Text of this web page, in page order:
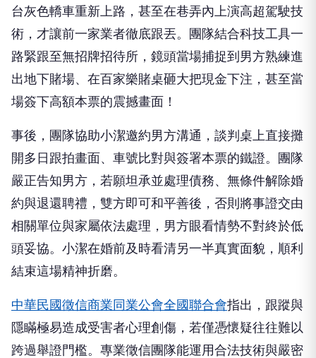
術，才讓前一家業者徹底跟丟。團隊結合科技工具一
路緊跟至無招牌招待所，鏡頭當場捕捉到男方熟練進
出地下賭場、在百家樂賭桌砸大把現金下注，甚至當
場簽下高額本票的震撼畫面！
事後，團隊協助小潔邀約男方溝通，談判桌上直接攤
開多日跟拍畫面、車號比對與簽署本票的鐵證。團隊
嚴正告知男方，若願坦承並處理債務、無條件解除婚
約與退還聘禮，雙方即可和平善後，否則將事證交由
相關單位與家屬依法處理，男方眼看情勢不對終於低
頭妥協。小潔在婚前及時看清另一半真實面貌，順利
結束這場精神折磨。
中華民國徵信商業同業公會全國聯合會
隱瞞極易造成受害者心理創傷，若僅憑懷疑往往難以
跨過舉證門檻。專業徵信團隊能運用合法技術與嚴密
邏輯，將異常行為轉為具證明力的關鍵證據，保護委